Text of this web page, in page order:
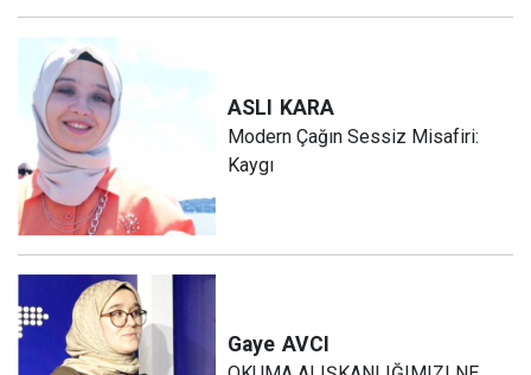
ASLI KARA
Modern Çağın Sessiz Misafiri:
Kaygı
Gaye AVCI